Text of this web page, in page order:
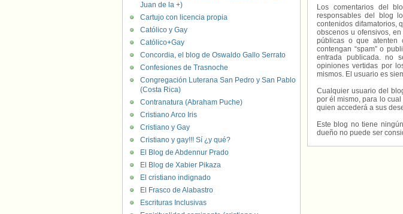
Los comentarios del
responsables del blog
contenidos difamatorios,
obscenos u ofensivos,
públicas o que atenten
contengan “spam” o
entrada publicada. no
opiniones vertidas por
mismos. El usuario es
Cualquier usuario del
por él mismo, para lo
quien accederá a sus
Este blog no tiene
dueño no puede ser
Juan de la +)
Cartujo con licencia propia
Católico y Gay
Católico+Gay
Concordia, el blog de Oswaldo Gallo Serrato
Confesiones de Trasnoche
Congregación Luterana San Pedro y San Pablo
(Costa Rica)
Contranatura (Abraham Puche)
Cristiano Arco Iris
Cristiano y Gay
Cristiano y gay!!! Sí ¿y qué?
El Blog de Abdennur Prado
El Blog de Xabier Pikaza
El cristiano indignado
El Frasco de Alabastro
Escrituras Inclusivas